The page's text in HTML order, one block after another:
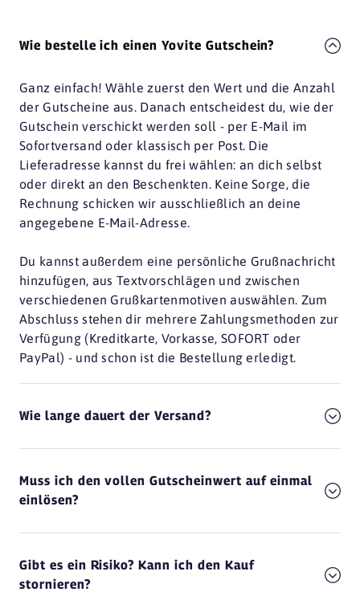
Wie bestelle ich einen Yovite Gutschein?
Ganz einfach! Wähle zuerst den Wert und die Anzahl
der Gutscheine aus. Danach entscheidest du, wie der
Gutschein verschickt werden soll - per E-Mail im
Sofortversand oder klassisch per Post. Die
Lieferadresse kannst du frei wählen: an dich selbst
oder direkt an den Beschenkten. Keine Sorge, die
Rechnung schicken wir ausschließlich an deine
angegebene E-Mail-Adresse.
Du kannst außerdem eine persönliche Grußnachricht
hinzufügen, aus Textvorschlägen und zwischen
verschiedenen Grußkartenmotiven auswählen. Zum
Abschluss stehen dir mehrere Zahlungsmethoden zur
Verfügung (Kreditkarte, Vorkasse, SOFORT oder
PayPal) - und schon ist die Bestellung erledigt.
Wie lange dauert der Versand?
Muss ich den vollen Gutscheinwert auf einmal
einlösen?
Gibt es ein Risiko? Kann ich den Kauf
stornieren?